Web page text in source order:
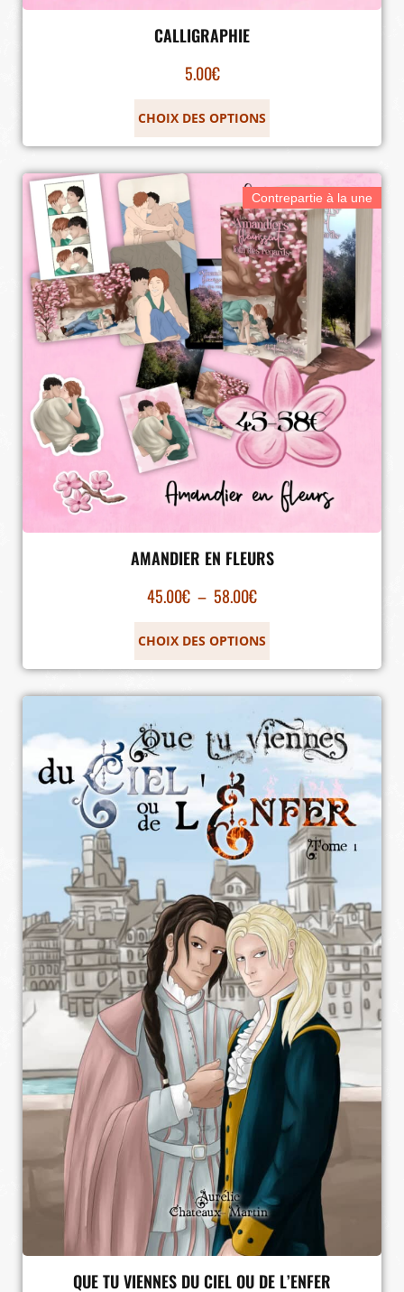
CALLIGRAPHIE
5.00€
CHOIX DES OPTIONS
Contrepartie à la une
AMANDIER EN FLEURS
45.00€ – 58.00€
CHOIX DES OPTIONS
QUE TU VIENNES DU CIEL OU DE L’ENFER